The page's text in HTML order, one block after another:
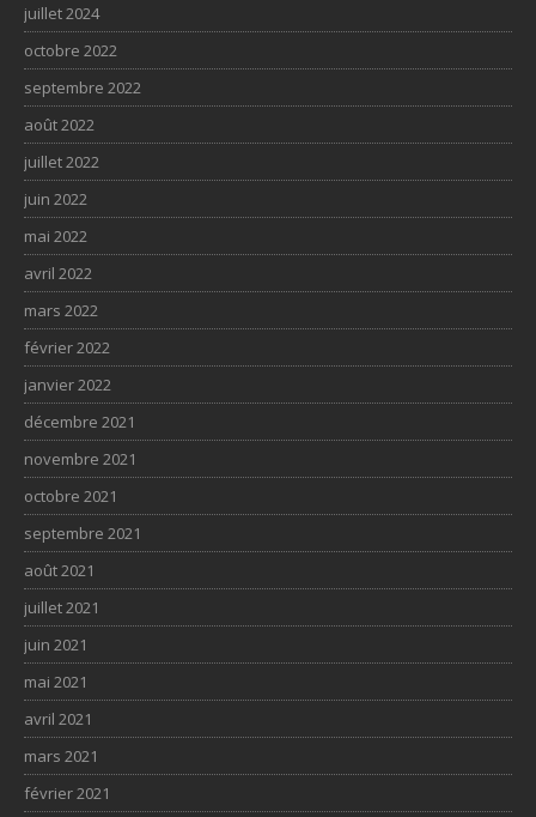
juillet 2024
octobre 2022
septembre 2022
août 2022
juillet 2022
juin 2022
mai 2022
avril 2022
mars 2022
février 2022
janvier 2022
décembre 2021
novembre 2021
octobre 2021
septembre 2021
août 2021
juillet 2021
juin 2021
mai 2021
avril 2021
mars 2021
février 2021